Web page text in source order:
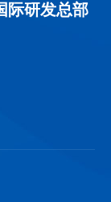
际研发总部